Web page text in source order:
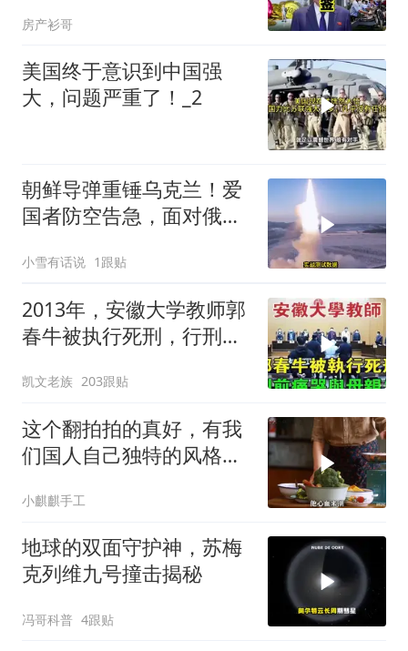
房产衫哥
美国终于意识到中国强
大，问题严重了！_2
朝鲜导弹重锤乌克兰！爱
国者防空告急，面对俄朝
绝望？
小雪有话说 1跟贴
2013年，安徽大学教师郭
春牛被执行死刑，行刑前
凯文老族 203跟贴
这个翻拍拍的真好，有我
们国人自己独特的风格魅
小麒麒手工
地球的双面守护神，苏梅
克列维九号撞击揭秘
冯哥科普 4跟贴